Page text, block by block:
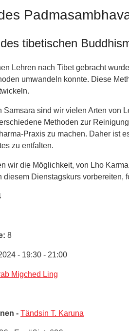
tibetischen
Lehren nach Tibet gebracht
umwandeln konnte. Diese
Samsara sind wir vielen Arten von
Methoden zur
Praxis zu machen. Daher ist
zu entfalten.
wir die Möglichkeit, von Lho
diesem Dienstagskurs vorbereiten,
8
- 19:30 - 21:00
Migched Ling
- Tändsin T. Karuna